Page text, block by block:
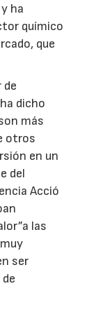
ha
químico
que
de
dicho
más
otros
en un
del
Acció
las
ser